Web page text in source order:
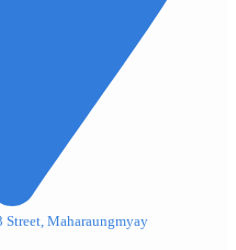
Street, Maharaungmyay